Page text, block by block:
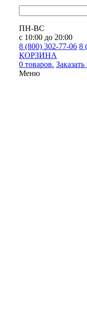
ПН-ВС
с 10:00 до 20:00
8 (800) 302-77-06 8
КОРЗИНА
0 товаров.
Меню